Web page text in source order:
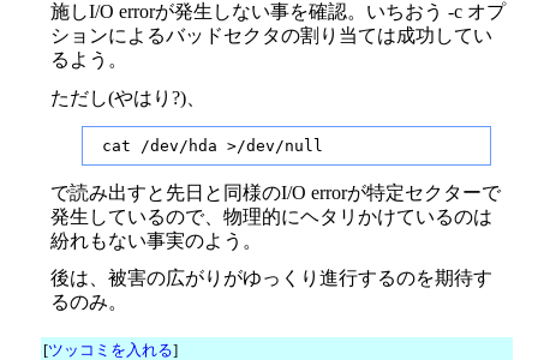
施しI/O errorが発生しない事を確認。いちおう -c オプ
ションによるバッドセクタの割り当ては成功してい
るよう。
ただし(やはり?)、
cat /dev/hda >/dev/null
で読み出すと先日と同様のI/O errorが特定セクターで
発生しているので、物理的にヘタリかけているのは
紛れもない事実のよう。
後は、被害の広がりがゆっくり進行するのを期待す
るのみ。
[ツッコミを入れる]